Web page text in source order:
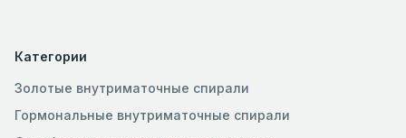
Категории
Золотые внутриматочные спирали
Гормональные внутриматочные спирали